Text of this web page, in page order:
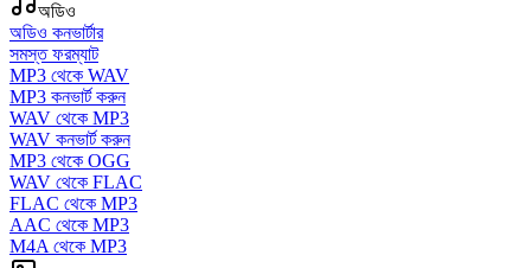
অডিও
অডিও কনভার্টার
সমস্ত ফরম্যাট
MP3 থেকে WAV
MP3 কনভার্ট করুন
WAV থেকে MP3
WAV কনভার্ট করুন
MP3 থেকে OGG
WAV থেকে FLAC
FLAC থেকে MP3
AAC থেকে MP3
M4A থেকে MP3